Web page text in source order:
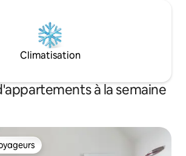
Climatisation
à la semaine